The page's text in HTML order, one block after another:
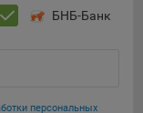
и принимать
БНБ-Банк
персональных